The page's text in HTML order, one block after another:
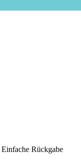
Einfache Rückgabe